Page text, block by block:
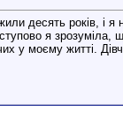
десять років, і
я зрозуміла,
у моєму житті.